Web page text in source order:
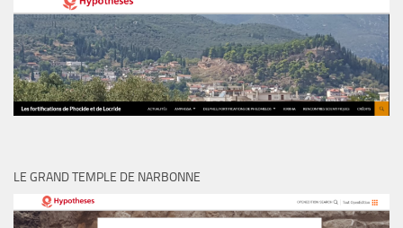
LE GRAND TEMPLE DE NARBONNE